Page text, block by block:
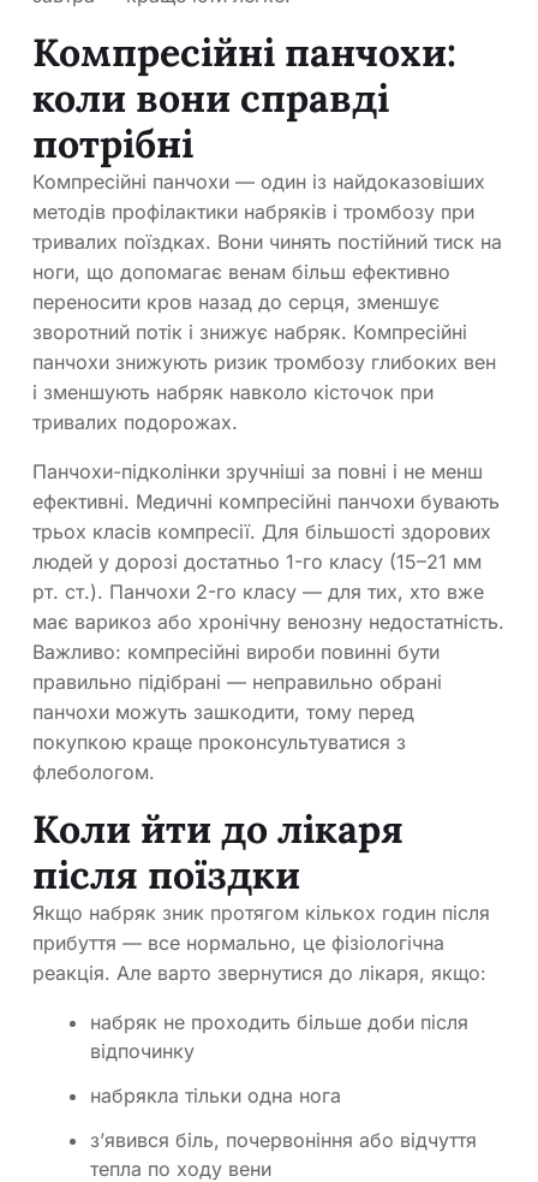
Компресійні панчохи:
коли вони справді
потрібні
Компресійні панчохи — один із найдоказовіших
методів профілактики набряків і тромбозу при
тривалих поїздках. Вони чинять постійний тиск на
ноги, що допомагає венам більш ефективно
переносити кров назад до серця, зменшує
зворотний потік і знижує набряк. Компресійні
панчохи знижують ризик тромбозу глибоких вен
і зменшують набряк навколо кісточок при
тривалих подорожах.
Панчохи-підколінки зручніші за повні і не менш
ефективні. Медичні компресійні панчохи бувають
трьох класів компресії. Для більшості здорових
людей у дорозі достатньо 1-го класу (15–21 мм
рт. ст.). Панчохи 2-го класу — для тих, хто вже
має варикоз або хронічну венозну недостатність.
Важливо: компресійні вироби повинні бути
правильно підібрані — неправильно обрані
панчохи можуть зашкодити, тому перед
покупкою краще проконсультуватися з
флебологом.
Коли йти до лікаря
після поїздки
Якщо набряк зник протягом кількох годин після
прибуття — все нормально, це фізіологічна
реакція. Але варто звернутися до лікаря, якщо:
набряк не проходить більше доби після
відпочинку
набрякла тільки одна нога
з’явився біль, почервоніння або відчуття
тепла по ходу вени